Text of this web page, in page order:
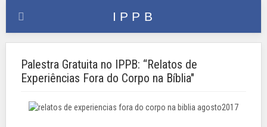
Palestra Gratuita no IPPB: “Relatos de
Experiências Fora do Corpo na Bíblia"